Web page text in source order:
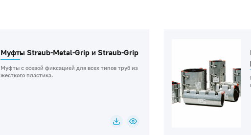
Муфты Straub-Metal-Grip и Straub-Grip
Муфты с осевой фиксацией для всех типов труб из
жесткого пластика.